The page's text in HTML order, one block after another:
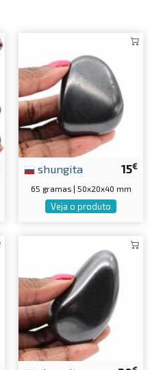
15€
shungita
65 gramas | 50x20x40 mm
Veja o produto